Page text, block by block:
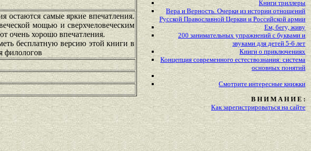
остаются самые яркие впечатления.
мощью и сверхчеловеческим
очень хорошо впечатления.
бесплатную версию этой книги в
филологов
Книги триллеры
Вера и Верность. Очерки из истории отношений
Русской Православной Церкви и Российской армии
Ем, бегу, живу
200 занимательных упражнений с буквами и
звуками для детей 5-6 лет
Книги о приключениях
Концепция современного естествознания: система
основных понятий
Смотритеинтересные книжки
В Н И М А Н И Е :
Как зарегистрироваться на сайте